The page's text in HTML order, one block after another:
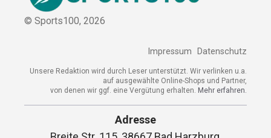
© Sports100, 2026
Impressum Datenschutz
Unsere Redaktion wird durch Leser unterstützt. Wir verlinken u.a.
auf ausgewählte Online-Shops und Partner,
von denen wir ggf. eine Vergütung erhalten. Mehr erfahren.
Adresse